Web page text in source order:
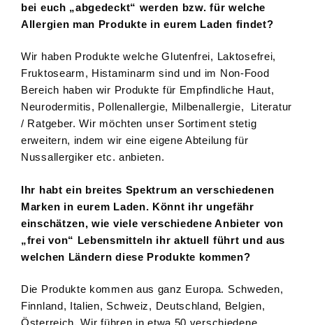
bei euch „abgedeckt“ werden bzw. für welche
Allergien man Produkte in eurem Laden findet?
Wir haben Produkte welche Glutenfrei, Laktosefrei,
Fruktosearm, Histaminarm sind und im Non-Food
Bereich haben wir Produkte für Empfindliche Haut,
Neurodermitis, Pollenallergie, Milbenallergie, Literatur
/ Ratgeber. Wir möchten unser Sortiment stetig
erweitern, indem wir eine eigene Abteilung für
Nussallergiker etc. anbieten.
Ihr habt ein breites Spektrum an verschiedenen
Marken in eurem Laden. Könnt ihr ungefähr
einschätzen, wie viele verschiedene Anbieter von
„frei von“ Lebensmitteln ihr aktuell führt und aus
welchen Ländern diese Produkte kommen?
Die Produkte kommen aus ganz Europa. Schweden,
Finnland, Italien, Schweiz, Deutschland, Belgien,